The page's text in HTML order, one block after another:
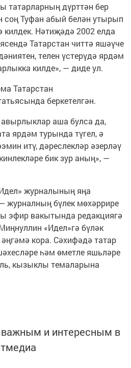
татарларның дүрттән бер
соң Туфан абый белән утырып
килдек. Нәтиҗәдә 2002 елда
Татарстан читтә яшәүче
телен үстерүдә ярдәм
килде», — диде ул.
Татарстан
беркетелгән.
авырлыклар аша булса да,
ярдәм турында түгел, ә
итү, дәреслекләр әзерләү
бик зур аның», —
журналының яңа
журналның бүлек мөхәррире
эфир вакытында редакциягә
«Идел»гә бүләк
кора. Сәхифәдә татар
һәм өметле яшьләре
кызыклы темаларына
и интересным в